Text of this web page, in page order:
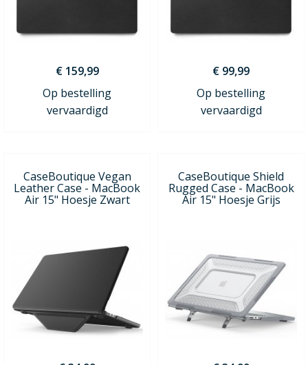
€ 159,99
Op bestelling
vervaardigd
€ 99,99
Op bestelling
vervaardigd
CaseBoutique Vegan
Leather Case - MacBook
Air 15" Hoesje Zwart
CaseBoutique Shield
Rugged Case - MacBook
Air 15" Hoesje Grijs